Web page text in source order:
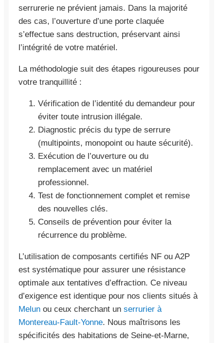
serrurerie ne prévient jamais. Dans la majorité
des cas, l’ouverture d’une porte claquée
s’effectue sans destruction, préservant ainsi
l’intégrité de votre matériel.
La méthodologie suit des étapes rigoureuses pour
votre tranquillité :
Vérification de l’identité du demandeur pour
éviter toute intrusion illégale.
Diagnostic précis du type de serrure
(multipoints, monopoint ou haute sécurité).
Exécution de l’ouverture ou du
remplacement avec un matériel
professionnel.
Test de fonctionnement complet et remise
des nouvelles clés.
Conseils de prévention pour éviter la
récurrence du problème.
L’utilisation de composants certifiés NF ou A2P
est systématique pour assurer une résistance
optimale aux tentatives d’effraction. Ce niveau
d’exigence est identique pour nos clients situés à
Melun ou ceux cherchant un serrurier à
Montereau-Fault-Yonne. Nous maîtrisons les
spécificités des habitations de Seine-et-Marne,